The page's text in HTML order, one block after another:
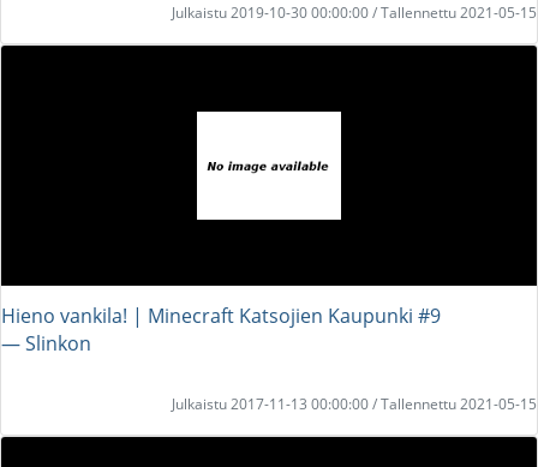
Julkaistu 2019-10-30 00:00:00 / Tallennettu 2021-05-15
Hieno vankila! | Minecraft Katsojien Kaupunki #9
― Slinkon
Julkaistu 2017-11-13 00:00:00 / Tallennettu 2021-05-15